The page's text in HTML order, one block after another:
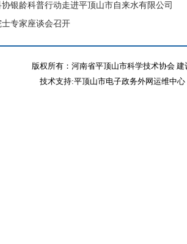
银龄科普行动走进平顶山市自来水有限公司
专家座谈会召开
版权所有：河南省平顶山市科学技术协会
技术支持:平顶山市电子政务外网运维中心